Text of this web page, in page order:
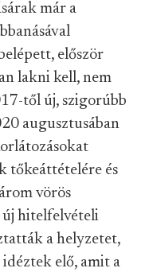
már a
először
lakni kell, nem
től új, szigorúbb
augusztusában
tőkeáttételére és
vörös
új hitelfelvételi
a helyzetet,
elő, amit a